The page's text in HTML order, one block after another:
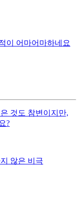
이 어마어마하네요
것도 참변이지만,
?
않은 비극